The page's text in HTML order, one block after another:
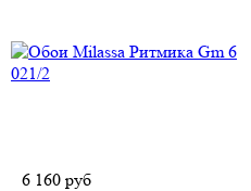
6 160 руб